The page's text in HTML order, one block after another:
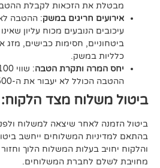
הזכאות לקבלת ההטבה.
חריגים במשק: ההטבה לא תינתן במקרים
מכוח עליון שאינו תלוי בחברה, כגון
חסימות כבישים, מזג אוויר קיצוני או
ותקרת הטבה
: שווי 100 נק׳ = 20
לא יעבור את ה-500 נקודות.
מצד הלקוח:
שיצאה למשלוח ולפני שחלף זמן
המשלוחים ייחשב ביטול חד-צדדי מצד
המשלוח הלוך וחזור כפי שחברת בול
המשלוחים.